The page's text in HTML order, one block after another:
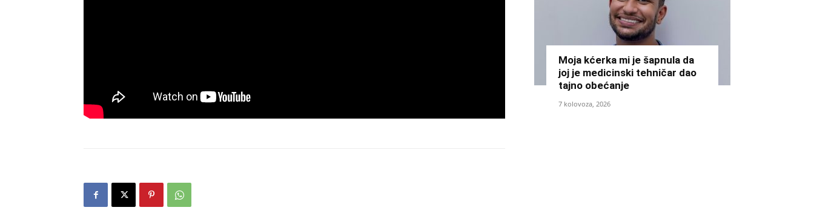
Moja kćerka mi je šapnula da
joj je medicinski tehničar dao
tajno obećanje
7 kolovoza, 2026